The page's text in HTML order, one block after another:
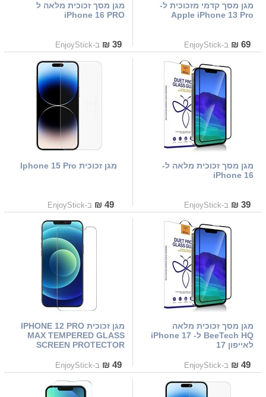
מגן מסך קדמי מזכוכית ל-
Apple iPhone 13 Pro
69 ₪ ב-EnjoyStick
מגן מסך זכוכית מלאה ל
iPhone 16 PRO
39 ₪ ב-EnjoyStick
מגן מסך זכוכית מלאה ל-
iPhone 16
39 ₪ ב-EnjoyStick
מגן זכוכית Iphone 15 Pro
49 ₪ ב-EnjoyStick
מגן מסך זכוכית מלאה
BeeTech HQ ל- iPhone 17
לאייפון 17
49 ₪ ב-EnjoyStick
מגן זכוכית IPHONE 12 PRO
MAX TEMPERED GLASS
SCREEN PROTECTOR
49 ₪ ב-EnjoyStick